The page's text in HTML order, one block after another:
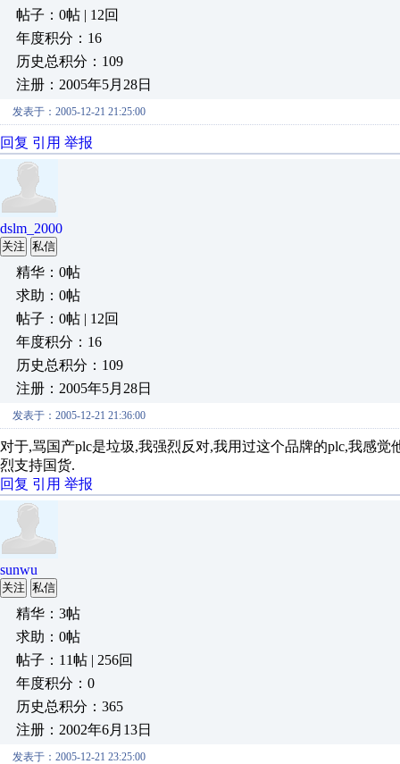
帖子：0帖 | 12回
年度积分：16
历史总积分：109
注册：2005年5月28日
发表于：2005-12-21 21:25:00
回复 引用 举报
dslm_2000
关注 私信
精华：0帖
求助：0帖
帖子：0帖 | 12回
年度积分：16
历史总积分：109
注册：2005年5月28日
发表于：2005-12-21 21:36:00
对于,骂国产plc是垃圾,我强烈反对,我用过这个品牌的plc,我感
烈支持国货.
回复 引用 举报
sunwu
关注 私信
精华：3帖
求助：0帖
帖子：11帖 | 256回
年度积分：0
历史总积分：365
注册：2002年6月13日
发表于：2005-12-21 23:25:00